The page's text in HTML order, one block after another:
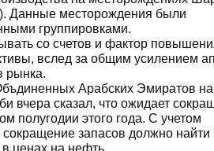
Данные месторождения были
группировками.
со счетов и фактор
вслед за общим усилением
рынка.
Арабских Эмиратов на
вчера сказал, что ожидает
полугодии этого года. С учетом
запасов должно найти
ценах на нефть.